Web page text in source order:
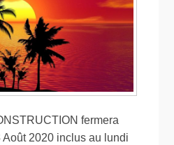
fermera
2020 inclus au lundi